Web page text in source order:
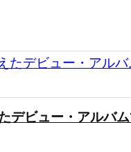
デビュー・アルバ